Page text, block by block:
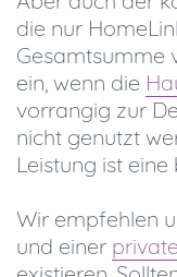
die nur
Gesamtsumme
ein, wenn die
vorrangig zur
nicht genutzt
Leistung ist
Wir empfehlen
und einer